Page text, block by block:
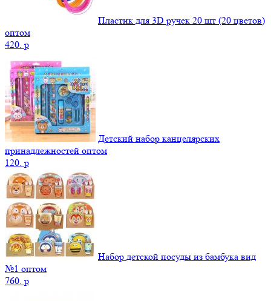
Пластик для 3D ручек 20 шт (20 цветов)
оптом
420. p
Детский набор канцелярских
принадлежностей оптом
120. p
Набор детской посуды из бамбука вид
№1 оптом
760. p